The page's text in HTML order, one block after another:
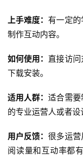
用户反馈：很多新
花时间学习，简单的
6. SVG公众号
具
SVG公众号编辑器
编辑工具，定位为专
它提供了大量现成